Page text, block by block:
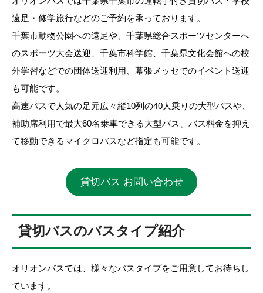
遠足・修学旅行などのご予約を承っております。
千葉市動物公園への遠足や、千葉県総合スポーツセンターへ
のスポーツ大会送迎、千葉市科学館、千葉県文化会館への校
外学習などでの団体送迎利用、幕張メッセでのイベント送迎
も可能です。
高速バスで人気の足元広々縦10列の40人乗りの大型バスや、
補助席利用で最大60名乗車できる大型バス、バス料金を抑え
て移動できるマイクロバスなど指定も可能です。
貸切バス お問い合わせ
貸切バスのバスタイプ紹介
オリオンバスでは、様々なバスタイプをご用意してお待ちし
ています。